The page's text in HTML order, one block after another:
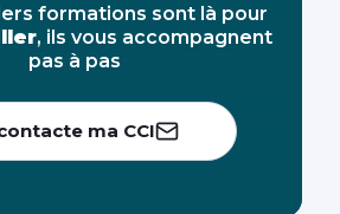
formations sont là pour
, ils vous accompagnent
pas à pas
ma CCI